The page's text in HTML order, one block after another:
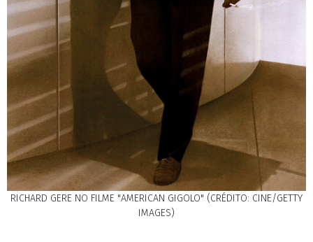
RICHARD GERE NO FILME "AMERICAN GIGOLO" (CRÉDITO: CINE/GETTY
IMAGES)